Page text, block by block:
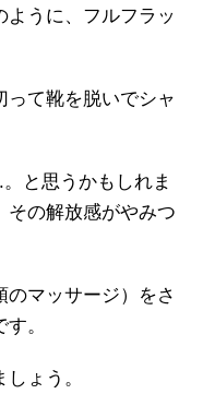
うに、フルフラッ
って靴を脱いでシャ
と思うかもしれま
その解放感がやみつ
マッサージ）をさ
。
ょう。